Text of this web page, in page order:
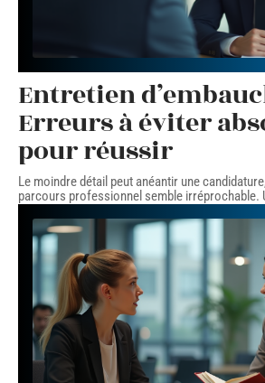
Entretien
Erreurs à éviter
pour réussir
Le moindre détail peut anéantir une
parcours professionnel semble irréprochable.